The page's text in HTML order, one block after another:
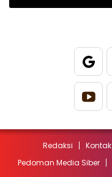
Redaksi Kontak
Pedoman Media Siber